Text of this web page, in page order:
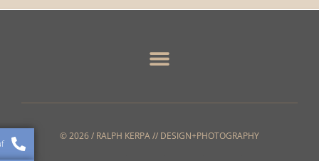
© 2026 / RALPH KERPA // DESIGN+PHOTOGRAPHY